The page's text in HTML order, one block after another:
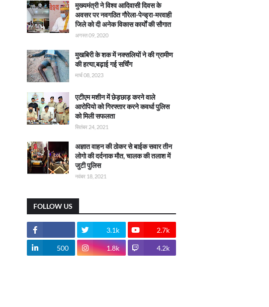
मुख्यमंत्री ने विश्व आदिवासी दिवस के
अवसर पर नवगठित गौरेला-पेन्ड्रा-मरवाही
जिले को दी अनेक विकास कार्याें की सौगात
अगस्त 09, 2020
मुखबिरी के शक में नक्सलियों ने की ग्रामीण
की हत्या,बढ़ाई गई सर्चिंग
मार्च 08, 2023
एटीएम मशीन में छेड़छाड़ करने वाले
आरोपियो को गिरफ्तार करने कवर्धा पुलिस
को मिली सफलता
सितंबर 24, 2021
अज्ञात वाहन की ठोकर से बाईक सवार तीन
लोगो की दर्दनाक मौत, चालक की तलाश में
जुटी पुलिस
नवंबर 18, 2021
FOLLOW US
3.1k 2.7k
500 1.8k 4.2k